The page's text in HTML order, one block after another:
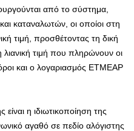
από το σύστημα,
καταναλωτών, οι οποίοι στη
τιμή, προσθέτοντας τη δική
τιμή που πληρώνουν οι
και ο λογαριασμός ΕΤΜΕΑΡ
η ιδιωτικοποίηση της
αγαθό σε πεδίο αλόγιστης